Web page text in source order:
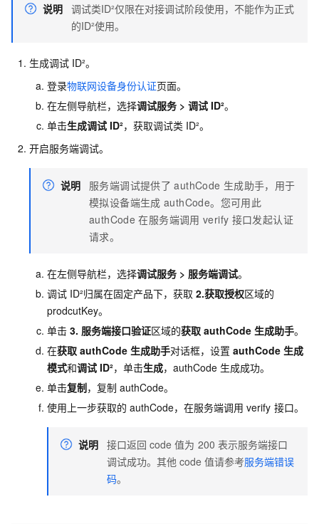
说明 调试类ID²仅限在对接调试阶段使用，不能作为正式
的ID²使用。
生成调试 ID²。
登录物联网设备身份认证页面。
在左侧导航栏，选择调试服务 > 调试 ID²。
单击生成调试 ID²，获取调试类 ID²。
开启服务端调试。
说明 服务端调试提供了 authCode 生成助手，用于
模拟设备端生成 authCode。您可用此
authCode 在服务端调用 verify 接口发起认证
请求。
在左侧导航栏，选择调试服务 > 服务端调试。
调试 ID²归属在固定产品下，获取 2.获取授权区域的
prodcutKey。
单击 3. 服务端接口验证区域的获取 authCode 生成助手。
在获取 authCode 生成助手对话框，设置 authCode 生成
模式和调试 ID²，单击生成，authCode 生成成功。
单击复制，复制 authCode。
使用上一步获取的 authCode，在服务端调用 verify 接口。
说明 接口返回 code 值为 200 表示服务端接口
调试成功。其他 code 值请参考服务端错误
码。